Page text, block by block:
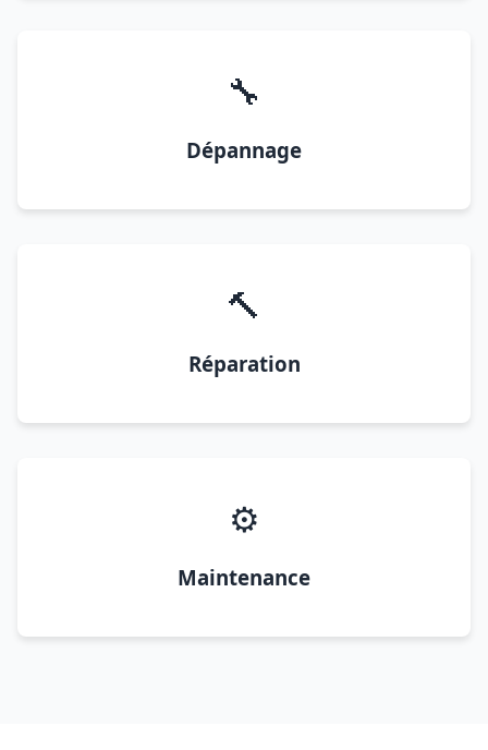
🔧
Dépannage
🔨
Réparation
⚙️
Maintenance